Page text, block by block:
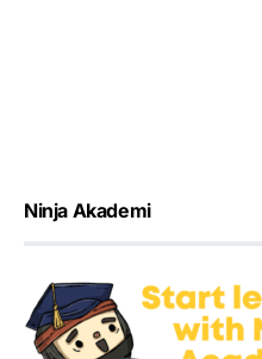
Ninja Akademi